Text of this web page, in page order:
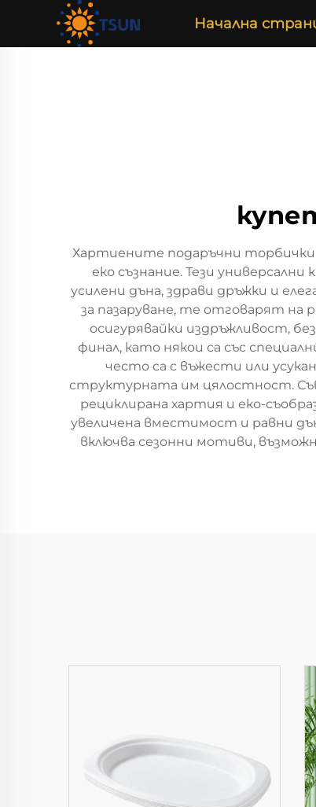
Начална
Хартиените подаръчни торбички
еко съзнание. Тези
усилени дъна, здрави дръжки и
за пазаруване, те отговарят на
осигурявайки издръжливост,
финал, като някои са със
често са с въжести или
структурната им цялостност.
рециклирана хартия и еко-
увеличена вместимост и равни
включва сезонни мотиви,